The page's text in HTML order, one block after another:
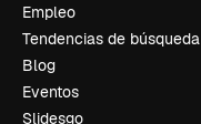
Empleo
Tendencias de búsqueda
Blog
Eventos
Slidesgo